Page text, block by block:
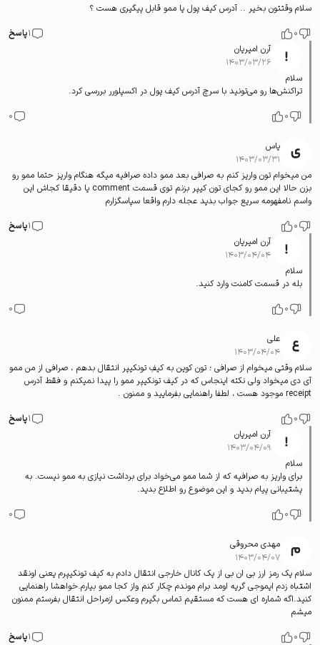
سلام وقتتون بخیر .. آدرس کیف پول یا ممو قابل پیگیری هست ؟
0
1پاسخ
آرن امیریان
۱۴۰۳/۰۳/۲۶
سلام
تراکنش‌ها رو می‌تونید با سرچ آدرس کیف پول در اکسپلورر بررسی کرد.
0
0
یاس
۱۴۰۳/۰۳/۳۱
من میخوام تون واریز کنم به صرافی بعد ممو داده صرافیه میگه هنگام واریز حتما ممو رو
بزن حالا این ممو رو کجای تون کیپر بزنم توی قسمت comment یا دقیقا کجاش این
واسم نامفهومه سریع جواب بدید عجله دارم واقعا سپاسگزارم
0
1پاسخ
آرن امیریان
۱۴۰۳/۰۴/۰۴
سلام
بله در قسمت کامنت وارد کنید.
0
0
علی
۱۴۰۳/۰۴/۰۴
سلام وقتی میخوام از صرافی ؛ تون کوین به کیفِ تونکیپر انتقال بدهم ، صرافی از من ممو
آی دی میخواد ولی نکته اینجاس که در کیف تونکیپر ممو را پیدا نمیکنم و فقط آدرس
receipt موجود هست ، لطفا راهنمایی بفرمایید و ممنون .
0
1پاسخ
آرن امیریان
۱۴۰۳/۰۴/۰۹
سلام
برای واریز به صرافیه که از شما ممو می‌خواد برای برداشت نیازی به ممو نیست. به
پشتیبانی پیام بدید و این موضوع رو اطلاع بدید.
0
0
مهدی محروقی
۱۴۰۳/۰۴/۰۷
سلام یک رمز ارز بی ان بی از یک کانال خارجی انتقال دادم به کیف تونکیپرم یعنی اونقد
اشتباه زدم ایموجی گریه اومد برام موندم چکار کنم واز کجا ممو بیارم.خواهشا راهنمایی
کنید.اگه شماره ای هست که مستقیم تماس بگیرم وعکس ازمراحل انتقال بفرستم ممنون
میشم
0
1پاسخ